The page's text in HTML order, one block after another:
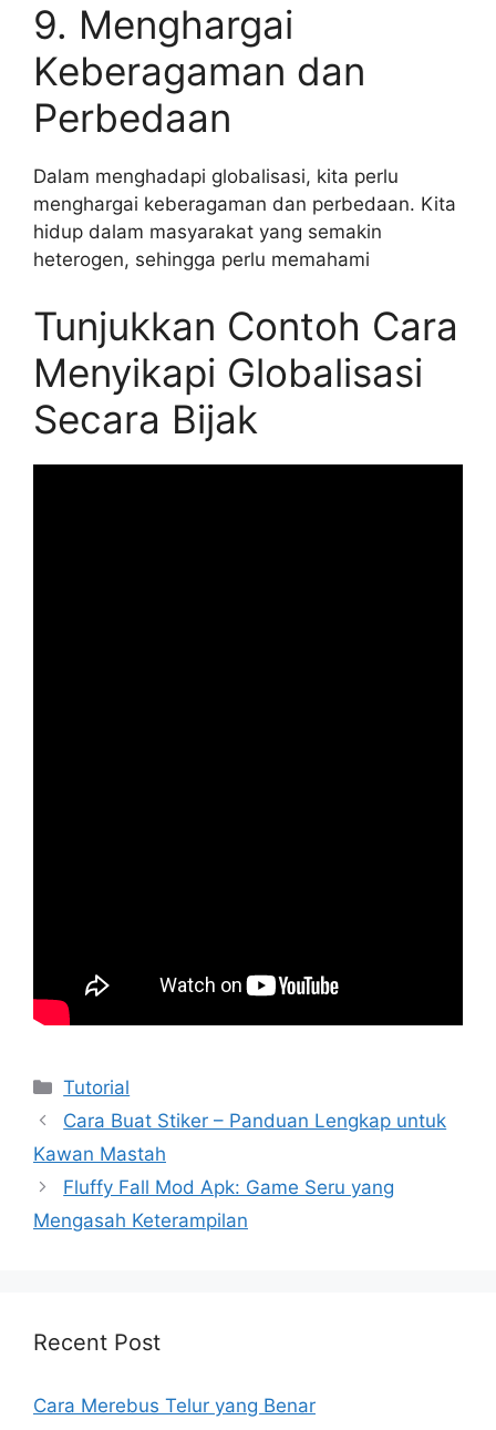
9. Menghargai
Keberagaman dan
Perbedaan
Dalam menghadapi globalisasi, kita perlu
menghargai keberagaman dan perbedaan. Kita
hidup dalam masyarakat yang semakin
heterogen, sehingga perlu memahami
Tunjukkan Contoh Cara
Menyikapi Globalisasi
Secara Bijak
Kategori
Tutorial
Cara Buat Stiker – Panduan Lengkap untuk
Kawan Mastah
Fluffy Fall Mod Apk: Game Seru yang
Mengasah Keterampilan
Recent Post
Cara Merebus Telur yang Benar